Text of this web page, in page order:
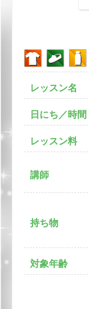
レッスン名
日にち／時間
レッスン料
講師
持ち物
対象年齢